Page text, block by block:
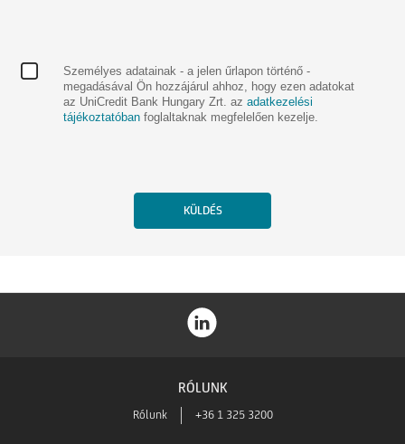
Személyes adatainak - a jelen űrlapon történő -
megadásával Ön hozzájárul ahhoz, hogy ezen adatokat
az UniCredit Bank Hungary Zrt. az adatkezelési
tájékoztatóban foglaltaknak megfelelően kezelje.
RÓLUNK
Rólunk +36 1 325 3200